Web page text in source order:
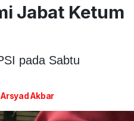
Jabat Ketum
pada Sabtu
Akbar